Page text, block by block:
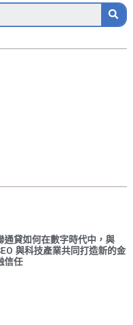
通貸如何在數字時代中，與
與科技產業共同打造新的金
信任